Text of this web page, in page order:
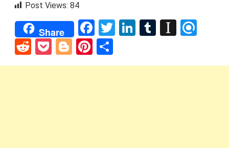
Post Views: 84
Share Facebook
TwitterLinkedIn
Tumblr
RedditPocket
BloggerPinterest